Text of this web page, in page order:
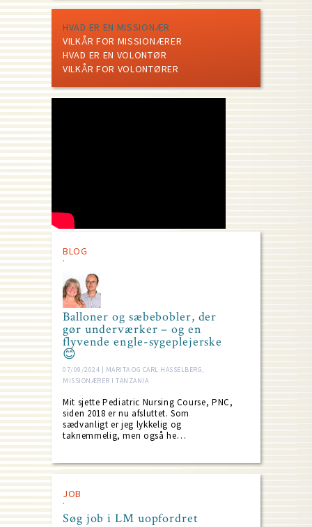
HVAD ER EN MISSIONÆR
VILKÅR FOR MISSIONÆRER
HVAD ER EN VOLONTØR
VILKÅR FOR VOLONTØRER
BLOG
Balloner og sæbebobler, der
gør underværker – og en
flyvende engle-sygeplejerske
😊
07/09/2024 | MARITA OG CARL HASSELBERG,
MISSIONÆRER I TANZANIA
Mit sjette Pediatric Nursing Course, PNC,
siden 2018 er nu afsluttet. Som
sædvanligt er jeg lykkelig og
taknemmelig, men også he…
JOB
Søg job i LM uopfordret